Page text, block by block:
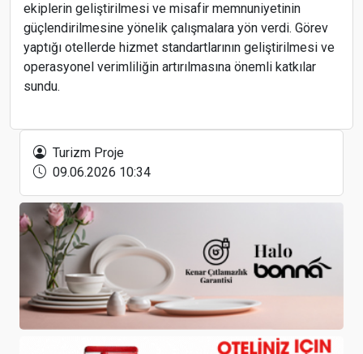
ekiplerin geliştirilmesi ve misafir memnuniyetinin
güçlendirilmesine yönelik çalışmalara yön verdi. Görev
yaptığı otellerde hizmet standartlarının geliştirilmesi ve
operasyonel verimliliğin artırılmasına önemli katkılar
sundu.
Turizm Proje
09.06.2026 10:34
SunExpress’ten ITB Berlin Fuarı’na Özel Uçuş
Dorubey Turizm’den, Alanya’ya 4 yıldızlı otel
projesi